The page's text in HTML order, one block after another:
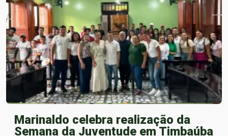
Marinaldo celebra realização da
Semana da Juventude em Timbaúba